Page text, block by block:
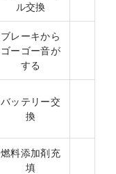
ル交換
ブレーキから
ゴーゴー音が
する
バッテリー交
換
燃料添加剤充
填